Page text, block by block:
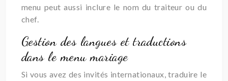
menu peut aussi inclure le nom du traiteur ou du
chef.
Gestion des langues et traductions
dans le menu mariage
Si vous avez des invités internationaux, traduire le